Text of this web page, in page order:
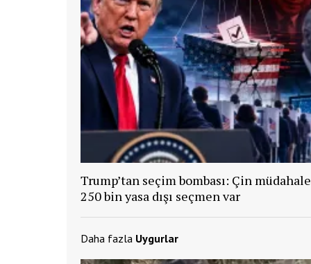
Trump’tan seçim bombası: Çin
250 bin yasa dışı seçmen var
Daha fazla Uygurlar